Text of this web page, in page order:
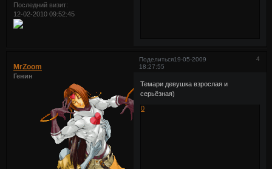
Последний визит:
12-02-2010 09:52:45
Поделиться 4
19-05-2009
18:27:55
MrZoom
Генин
Темари девушка взрослая и
серьёзная)
0